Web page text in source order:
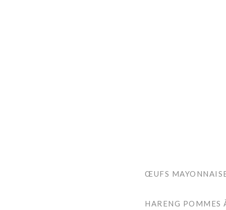
ŒUFS
HARENG POMMES